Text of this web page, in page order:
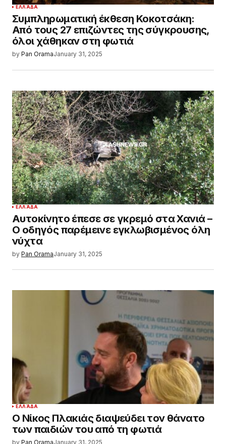
ΕΛΛΆΔΑ
Συμπληρωματική έκθεση Κοκοτσάκη:
Από τους 27 επιζώντες της σύγκρουσης,
όλοι χάθηκαν στη φωτιά
by Pan OramaJanuary 31, 2025
ΕΛΛΆΔΑ
Αυτοκίνητο έπεσε σε γκρεμό στα Χανιά –
Ο οδηγός παρέμεινε εγκλωβισμένος όλη
νύχτα
by Pan OramaJanuary 31, 2025
ΕΛΛΆΔΑ
Ο Νίκος Πλακιάς διαψεύδει τον θάνατο
των παιδιών του από τη φωτιά
by Pan OramaJanuary 31, 2025